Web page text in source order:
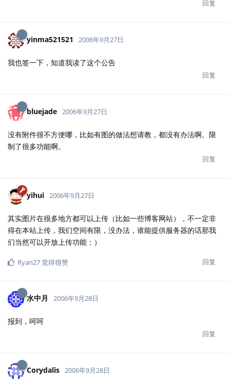
回复
yinma521521 2006年9月27日
我也签一下，知道我读了这个公告
回复
bluejade 2006年9月27日
没有附件很不方便哪，比如有图的做法想请教，都没有办法啊。限
制了很多功能啊。
回复
yihui 2006年9月27日
其实图片在很多地方都可以上传（比如一些博客网站），不一定非
得在本站上传，我们空间有限，没办法，谁能提供服务器的话那我
们当然可以开放上传功能：）
回复
Ryan27觉得很赞
水中月 2006年9月28日
报到，呵呵
回复
Corydalis 2006年9月28日